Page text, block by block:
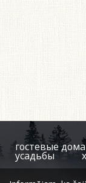
гостевые дома
усадьбы